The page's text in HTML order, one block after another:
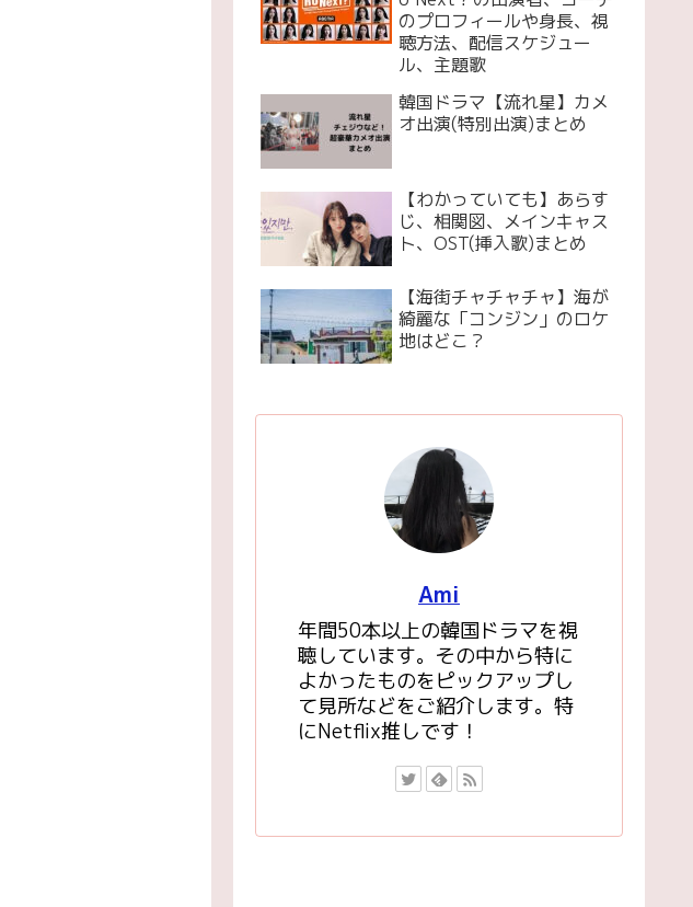
のプロフィールや身長、視
聴方法、配信スケジュー
ル、主題歌
韓国ドラマ【流れ星】カメ
オ出演(特別出演)まとめ
【わかっていても】あらす
じ、相関図、メインキャス
ト、OST(挿入歌)まとめ
【海街チャチャチャ】海が
綺麗な「コンジン」のロケ
地はどこ？
Ami
年間50本以上の韓国ドラマを視
聴しています。その中から特に
よかったものをピックアップし
て見所などをご紹介します。特
にNetflix推しです！